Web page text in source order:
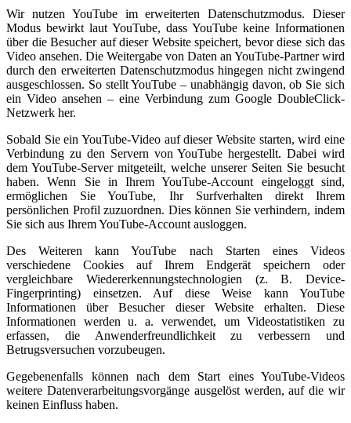
Wir nutzen YouTube im erweiterten Datenschutzmodus. Dieser
Modus bewirkt laut YouTube, dass YouTube keine Informationen
über die Besucher auf dieser Website speichert, bevor diese sich das
Video ansehen. Die Weitergabe von Daten an YouTube-Partner wird
durch den erweiterten Datenschutzmodus hingegen nicht zwingend
ausgeschlossen. So stellt YouTube – unabhängig davon, ob Sie sich
ein Video ansehen – eine Verbindung zum Google DoubleClick-
Netzwerk her.
Sobald Sie ein YouTube-Video auf dieser Website starten, wird eine
Verbindung zu den Servern von YouTube hergestellt. Dabei wird
dem YouTube-Server mitgeteilt, welche unserer Seiten Sie besucht
haben. Wenn Sie in Ihrem YouTube-Account eingeloggt sind,
ermöglichen Sie YouTube, Ihr Surfverhalten direkt Ihrem
persönlichen Profil zuzuordnen. Dies können Sie verhindern, indem
Sie sich aus Ihrem YouTube-Account ausloggen.
Des Weiteren kann YouTube nach Starten eines Videos
verschiedene Cookies auf Ihrem Endgerät speichern oder
vergleichbare Wiedererkennungstechnologien (z. B. Device-
Fingerprinting) einsetzen. Auf diese Weise kann YouTube
Informationen über Besucher dieser Website erhalten. Diese
Informationen werden u. a. verwendet, um Videostatistiken zu
erfassen, die Anwenderfreundlichkeit zu verbessern und
Betrugsversuchen vorzubeugen.
Gegebenenfalls können nach dem Start eines YouTube-Videos
weitere Datenverarbeitungsvorgänge ausgelöst werden, auf die wir
keinen Einfluss haben.